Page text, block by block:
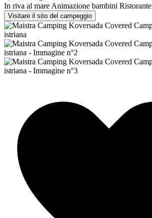
In riva al mareAnimazione bambini Ristorante
Visitare il sito del campeggio